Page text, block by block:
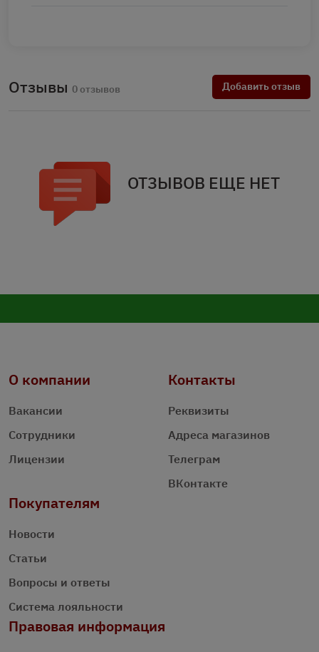
Отзывы 0 отзывов Добавить отзыв
ОТЗЫВОВ ЕЩЕ НЕТ
О компании
Вакансии
Сотрудники
Лицензии
Контакты
Реквизиты
Адреса магазинов
Телеграм
ВКонтакте
Покупателям
Новости
Статьи
Вопросы и ответы
Система лояльности
Правовая информация